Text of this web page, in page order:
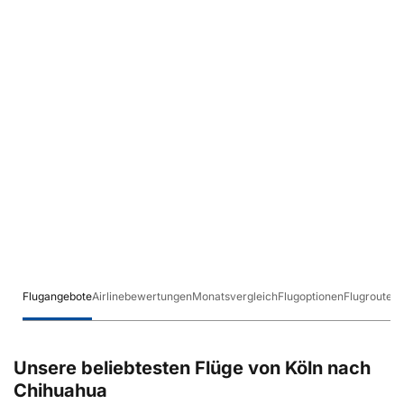
FlugangeboteAirlinebewertungenMonatsvergleichFlugoptionenFlugrouten
Unsere beliebtesten Flüge von Köln nach
Chihuahua